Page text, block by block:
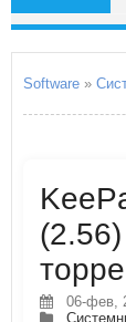
Software »
06-фев,